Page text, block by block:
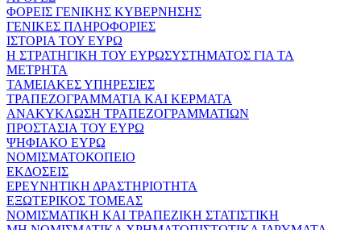
ΦΟΡΕΙΣ ΓΕΝΙΚΗΣ ΚΥΒΕΡΝΗΣΗΣ
ΓΕΝΙΚΕΣ ΠΛΗΡΟΦΟΡΙΕΣ
ΙΣΤΟΡΙΑ ΤΟΥ ΕΥΡΩ
Η ΣΤΡΑΤΗΓΙΚΗ ΤΟΥ ΕΥΡΩΣΥΣΤΗΜΑΤΟΣ ΓΙΑ ΤΑ
ΜΕΤΡΗΤΑ
ΤΑΜΕΙΑΚΕΣ ΥΠΗΡΕΣΙΕΣ
ΤΡΑΠΕΖΟΓΡΑΜΜΑΤΙΑ ΚΑΙ ΚΕΡΜΑΤΑ
ΑΝΑΚΥΚΛΩΣΗ ΤΡΑΠΕΖΟΓΡΑΜΜΑΤΙΩΝ
ΠΡΟΣΤΑΣΙΑ ΤΟΥ ΕΥΡΩ
ΨΗΦΙΑΚΟ ΕΥΡΩ
ΝΟΜΙΣΜΑΤΟΚΟΠΕΙΟ
ΕΚΔΟΣΕΙΣ
ΕΡΕΥΝΗΤΙΚΗ ΔΡΑΣΤΗΡΙΟΤΗΤΑ
ΕΞΩΤΕΡΙΚΟΣ ΤΟΜΕΑΣ
ΝΟΜΙΣΜΑΤΙΚΗ ΚΑΙ ΤΡΑΠΕΖΙΚΗ ΣΤΑΤΙΣΤΙΚΗ